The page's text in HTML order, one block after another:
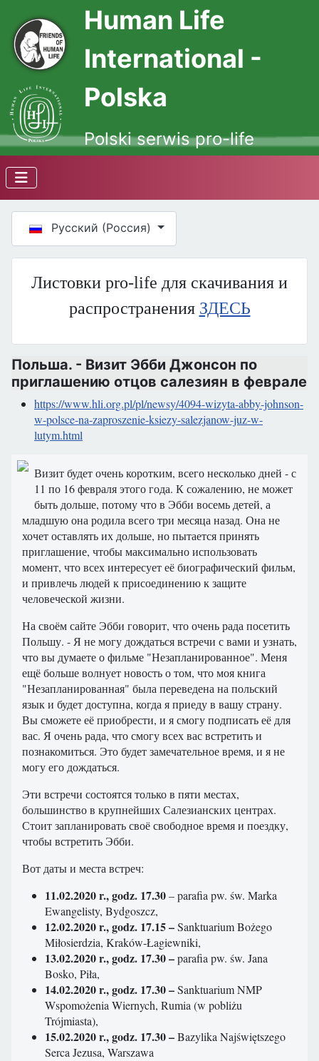
Human Life
International -
Polska
Polski serwis pro-life
Русский (Россия)
Листовки pro-life для скачивания и
распространения ЗДЕСЬ
Польша. - Визит Эбби Джонсон по
приглашению отцов салезиян в феврале
https://www.hli.org.pl/pl/newsy/4094-wizyta-abby-johnson-
w-polsce-na-zaproszenie-ksiezy-salezjanow-juz-w-
lutym.html
Визит будет очень коротким, всего несколько дней - с
11 по 16 февраля этого года. К сожалению, не может
быть дольше, потому что в Эбби восемь детей, а
младшую она родила всего три месяца назад. Она не
хочет оставлять их дольше, но пытается принять
приглашение, чтобы максимально использовать
момент, что всех интересует её биографический фильм,
и привлечь людей к присоединению к защите
человеческой жизни.
На своём сайте Эбби говорит, что очень рада посетить
Польшу. - Я не могу дождаться встречи с вами и узнать,
что вы думаете о фильме "Незапланированное". Меня
ещё больше волнует новость о том, что моя книга
"Незапланированная" была переведена на польский
язык и будет доступна, когда я приеду в вашу страну.
Вы сможете её приобрести, и я смогу подписать её для
вас. Я очень рада, что смогу всех вас встретить и
познакомиться. Это будет замечательное время, и я не
могу его дождаться.
Эти встречи состоятся только в пяти местах,
большинство в крупнейших Салезианских центрах.
Стоит запланировать своё свободное время и поездку,
чтобы встретить Эбби.
Вот даты и места встреч:
11.02.2020 r., godz. 17.30– parafia pw. św. Marka
Ewangelisty, Bydgoszcz,
12.02.2020 r., godz. 17.15 –Sanktuarium Bożego
Miłosierdzia, Kraków-Łagiewniki,
13.02.2020 r., godz. 17.30 –parafia pw. św. Jana
Bosko, Piła,
14.02.2020 r., godz. 17.30 –Sanktuarium NMP
Wspomożenia Wiernych, Rumia (w pobliżu
Trójmiasta),
15.02.2020 r., godz. 17.30 –Bazylika Najświętszego
Serca Jezusa, Warszawa